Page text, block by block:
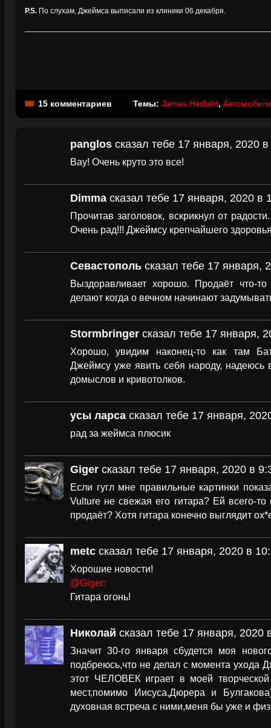
P.S. По слухам, Джеймса выписали из клиники 06 декабря.
15 комментариев Темы: James Hetfield, Автомобили
panglos сказал тебе 17 января, 2020
Вау! Очень круто это все!
Dimma сказал тебе 17 января, 2020 в
Прочитав заголовок, вскрикнул от
Очень рад!!! Джеймсу крепчайшего
Севастополь сказал тебе 17 января,
Выздоравливает хорошо. Продаёт что-
делают когда о вечном начинают
Stormbringer сказал тебе 17 января,
Хорошо, увидим наконец-то как там
Джеймсу уже явить себя народу, надеюсь
домыслов и кривотолков.
усы ларса сказал тебе 17 января,
рад за жеймса плюсик
Giger сказал тебе 17 января, 2020 в
Если гугл мне правильные картинки
Vulture не свежая его гитара? Ей всего-
продаёт? Хотя гитара конечно выглядит
metc сказал тебе 17 января, 2020 в
Хорошие новости!
@Giger:
Гитара огонь!
Николай сказал тебе 17 января, 2020
Значит 30-го января сбудется моя
подбреюсь,что не делал с момента ухода
этот ЧЕЛОВЕК играет в моей
мест,помимо Иисуса,Дюрера и
духовная встреча с ними,меня бы уже и